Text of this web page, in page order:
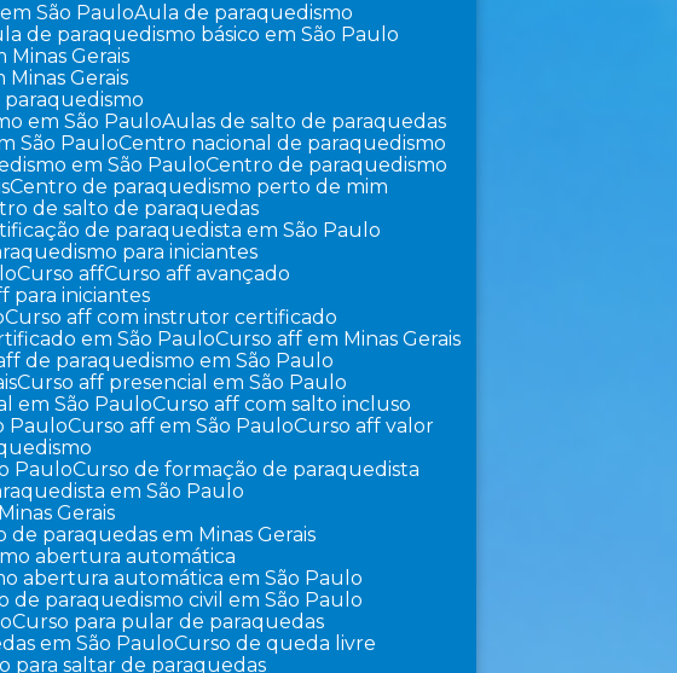
São Paulo Aula de paraquedismo
de paraquedismo básico em São Paulo
Minas Gerais
Minas Gerais
paraquedismo
em São Paulo Aulas de salto de paraquedas
São Paulo Centro nacional de paraquedismo
em São Paulo Centro de paraquedismo
Centro de paraquedismo perto de mim
de salto de paraquedas
de paraquedista em São Paulo
para iniciantes
Curso aff
Curso aff avançado
para iniciantes
Curso aff com instrutor certificado
em São Paulo
Curso aff em Minas Gerais
aff de paraquedismo em São Paulo
Curso aff presencial em São Paulo
em São Paulo
Curso aff com salto incluso
Paulo Curso aff em São Paulo
Curso aff valor
Paulo
Curso de formação de paraquedista
em São Paulo
Gerais
de paraquedas em Minas Gerais
abertura automática
abertura automática em São Paulo
de paraquedismo civil em São Paulo
Curso para pular de paraquedas
em São Paulo
Curso de queda livre
para saltar de paraquedas